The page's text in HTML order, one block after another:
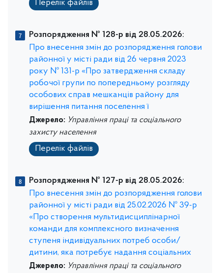
Перелік файлів
Розпорядження № 128-р від 28.05.2026:
Про внесення змін до розпорядження голови
районної у місті ради від 26 червня 2023
року № 131-р «Про затвердження складу
робочої групи по попередньому розгляду
особових справ мешканців району для
вирішення питання поселення ї
Джерело: Управління праці та соціального
захисту населення
Перелік файлів
Розпорядження № 127-р від 28.05.2026:
Про внесення змін до розпорядження голови
районної у місті ради від 25.02.2026 № 39-р
«Про створення мультидисциплінарної
команди для комплексного визначення
ступеня індивідуальних потреб особи/
дитини, яка потребує надання соціальних
Джерело: Управління праці та соціального